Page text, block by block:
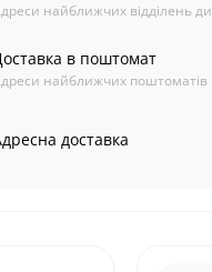
найближчих відділень
в поштомат
найближчих поштоматів
доставка